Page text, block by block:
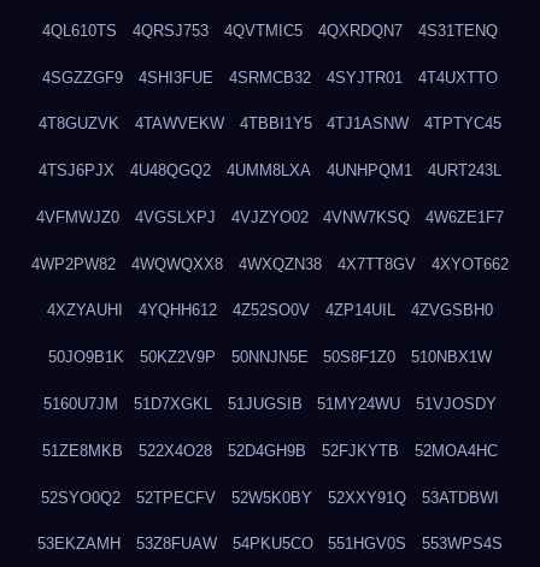
4QL610TS 4QRSJ753 4QVTMIC5 4QXRDQN7 4S31TENQ
4SGZZGF9 4SHI3FUE 4SRMCB32 4SYJTR01 4T4UXTTO
4T8GUZVK 4TAWVEKW 4TBBI1Y5 4TJ1ASNW 4TPTYC45
4TSJ6PJX 4U48QGQ2 4UMM8LXA 4UNHPQM1 4URT243L
4VFMWJZ0 4VGSLXPJ 4VJZYO02 4VNW7KSQ 4W6ZE1F7
4WP2PW82 4WQWQXX8 4WXQZN38 4X7TT8GV 4XYOT662
4XZYAUHI 4YQHH612 4Z52SO0V 4ZP14UIL 4ZVGSBH0
50JO9B1K 50KZ2V9P 50NNJN5E 50S8F1Z0 510NBX1W
5160U7JM 51D7XGKL 51JUGSIB 51MY24WU 51VJOSDY
51ZE8MKB 522X4O28 52D4GH9B 52FJKYTB 52MOA4HC
52SYO0Q2 52TPECFV 52W5K0BY 52XXY91Q 53ATDBWI
53EKZAMH 53Z8FUAW 54PKU5CO 551HGV0S 553WPS4S